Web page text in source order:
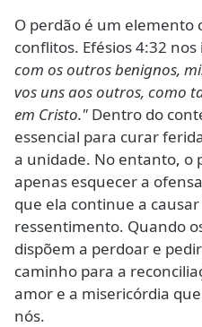
O perdão é um elemento
conflitos. Efésios 4:32
com os outros benignos,
vos uns aos outros, como
em Cristo." Dentro do
essencial para curar
a unidade. No entanto, o
apenas esquecer a
que ela continue a
ressentimento. Quando
dispõem a perdoar e
caminho para a
amor e a misericórdia
nós.